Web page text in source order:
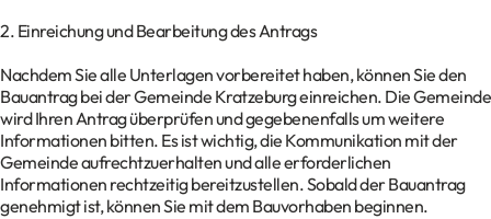
2. Einreichung und Bearbeitung des Antrags
Nachdem Sie alle Unterlagen vorbereitet haben, können Sie den
Bauantrag bei der Gemeinde Kratzeburg einreichen. Die Gemeinde
wird Ihren Antrag überprüfen und gegebenenfalls um weitere
Informationen bitten. Es ist wichtig, die Kommunikation mit der
Gemeinde aufrechtzuerhalten und alle erforderlichen
Informationen rechtzeitig bereitzustellen. Sobald der Bauantrag
genehmigt ist, können Sie mit dem Bauvorhaben beginnen.